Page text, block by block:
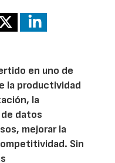
en uno de
la productividad
la
datos
mejorar la
Sin